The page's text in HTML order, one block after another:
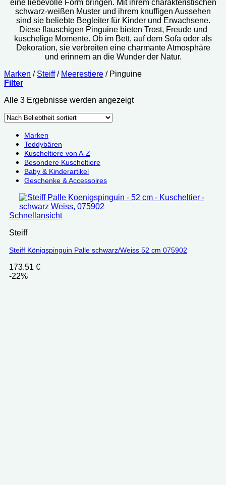
eine liebevolle Form bringen. Mit ihrem charakteristischen
schwarz-weißen Muster und ihrem knuffigen Aussehen
sind sie beliebte Begleiter für Kinder und Erwachsene.
Diese flauschigen Pinguine bieten Trost, Freude und
kuschelige Momente. Ob im Bett, auf dem Sofa oder als
Dekoration, sie verbreiten eine charmante Atmosphäre
und erinnern an die Wunder der Natur.
Marken / Steiff / Meerestiere /Pinguine
Filter
Alle 3 Ergebnisse werden angezeigtNach
Marken
Teddybären
Kuscheltiere von A-Z
Besondere Kuscheltiere
Baby & Kinderartikel
Geschenke & Accessoires
Schnellansicht
Steiff
Steiff Königspinguin Palle schwarz/Weiss 52 cm 075902
173.51 €
-22%